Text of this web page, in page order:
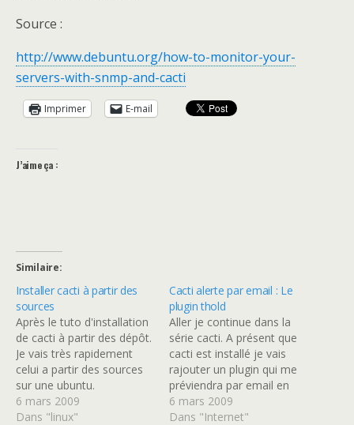
Source :
http://www.debuntu.org/how-to-monitor-your-
servers-with-snmp-and-cacti
Imprimer E-mail
J’aime ça :
Similaire
Installer cacti à partir des
sources
Après le tuto d'installation
de cacti à partir des dépôt.
Je vais très rapidement
celui a partir des sources
sur une ubuntu.
Télécharger la dernière
version de cacti # wget
6 mars 2009
Dans "linux"
Cacti alerte par email : Le
plugin thold
Aller je continue dans la
série cacti. A présent que
cacti est installé je vais
rajouter un plugin qui me
préviendra par email en
cas de dépassement de
certain seuil (threshold)
6 mars 2009
Dans "Internet"